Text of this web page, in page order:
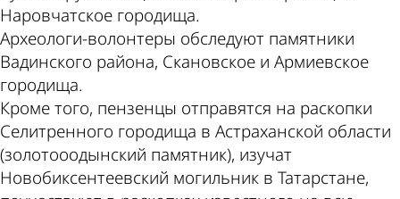
Наровчатское городища.
Археологи-волонтеры обследуют памятники
Вадинского района, Скановское и Армиевское
городища.
Кроме того, пензенцы отправятся на раскопки
Селитренного городища в Астраханской области
(золотооодынский памятник), изучат
Новобиксентеевский могильник в Татарстане,